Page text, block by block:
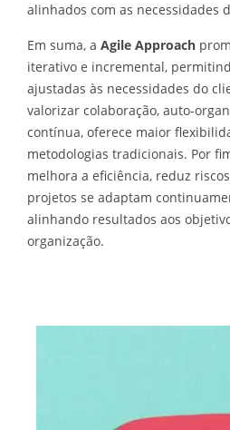
alinhados com as necessidades
Em suma, a Agile Approach
iterativo e incremental,
ajustadas às necessidades do
valorizar colaboração, auto-
contínua, oferece maior
metodologias tradicionais. Por
melhora a eficiência, reduz
projetos se adaptam
alinhando resultados aos
organização.